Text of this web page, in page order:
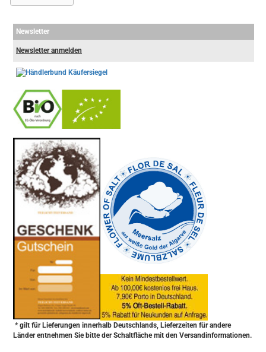
Newsletter
Newsletter anmelden
* gilt für Lieferungen innerhalb Deutschlands, Lieferzeiten für andere
Länder entnehmen Sie bitte der Schaltfläche mit den Versandinformationen.